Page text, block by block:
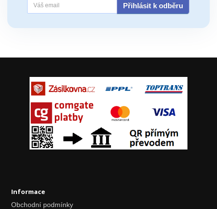
Přihlásit k odběru
Informace
Obchodní podmínky